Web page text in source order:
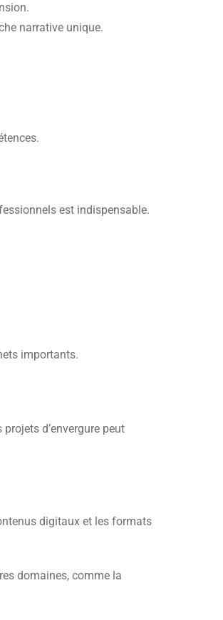
narrative unique.
est indispensable.
importants.
d’envergure peut
digitaux et les formats
domaines, comme la